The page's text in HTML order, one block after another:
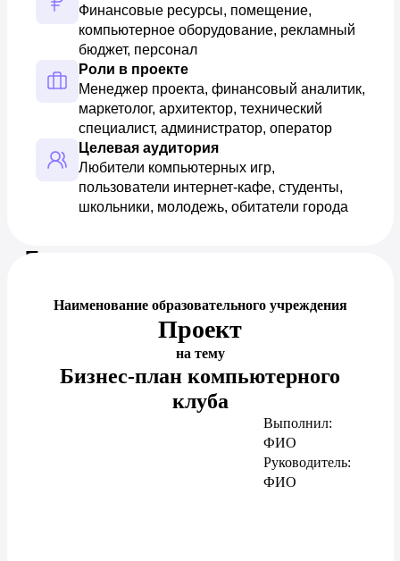
Финансовые ресурсы, помещение,
компьютерное оборудование, рекламный
бюджет, персонал
Роли в проекте
Менеджер проекта, финансовый аналитик,
маркетолог, архитектор, технический
специалист, администратор, оператор
Целевая аудитория
Любители компьютерных игр,
пользователи интернет-кафе, студенты,
школьники, молодежь, обитатели города
Предпросмотр документа
Наименование образовательного учреждения
Проект
на тему
Бизнес-план компьютерного
клуба
Выполнил:
ФИО
Руководитель:
ФИО